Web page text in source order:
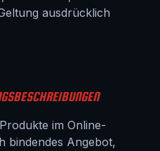
ausdrücklich
im Online-
bindendes Angebot,